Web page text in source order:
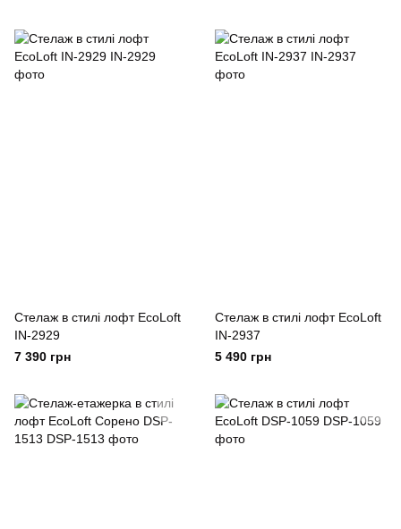
Cтелаж в стилі лофт EcoLoft
IN-2929
7 390 грн
Cтелаж в стилі лофт EcoLoft
IN-2937
5 490 грн